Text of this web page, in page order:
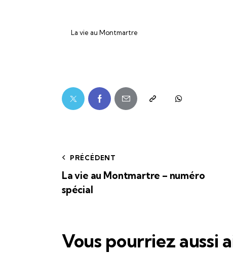
La vie au Montmartre
PRÉCÉDENT
La vie au Montmartre – numéro
spécial
Vous pourriez aussi